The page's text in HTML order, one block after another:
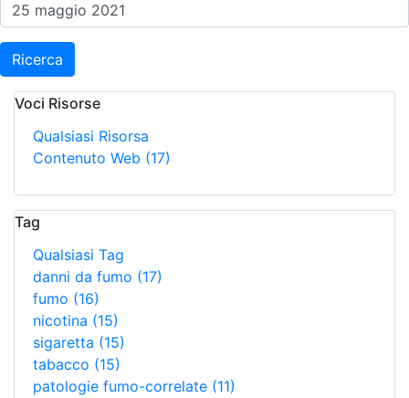
Ricerca
Voci Risorse
Qualsiasi Risorsa
Contenuto Web (17)
Tag
Qualsiasi Tag
danni da fumo (17)
fumo (16)
nicotina (15)
sigaretta (15)
tabacco (15)
patologie fumo-correlate (11)